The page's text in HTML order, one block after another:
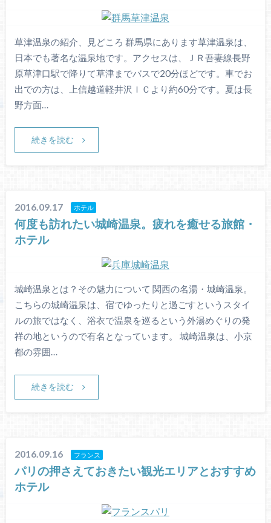
草津温泉の紹介、見どころ 群馬県にあります草津温泉は、
日本でも著名な温泉地です。アクセスは、ＪＲ吾妻線長野
原草津口駅で降りて草津までバスで20分ほどです。車でお
出での方は、上信越道軽井沢ＩＣより約60分です。夏は長
野方面…
続きを読む
2016.09.17 ホテル
何度も訪れたい城崎温泉。疲れを癒せる旅館・
ホテル
城崎温泉とは？その魅力について 関西の名湯・城崎温泉。
こちらの城崎温泉は、宿でゆったりと過ごすというスタイ
ルの旅ではなく、浴衣で温泉を巡るという外湯めぐりの発
祥の地というので有名となっています。 城崎温泉は、小京
都の雰囲…
続きを読む
2016.09.16 フランス
パリの押さえておきたい観光エリアとおすすめ
ホテル